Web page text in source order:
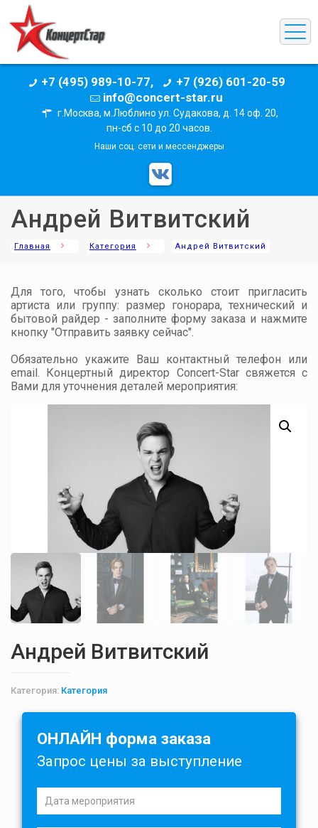
+7 (495) 989-10-77,
+7 (926) 601-20-59
info@concert-star.ru
г.Москва, м.Люблино ул. Судакова, д. 14 оф. 20,
пн-сб с 10 до 20 часов.
Наши соц. сети и мессенджеры
Андрей Витвитский
Главная Категория Андрей Витвитский
Для того, чтобы узнать сколько стоит пригласить
артиста или группу: размер гонорара, технический и
бытовой райдер - заполните форму заказа и нажмите
кнопку "Отправить заявку сейчас".
Обязательно укажите Ваш контактный телефон или
email. Концертный директор Concert-Star свяжется с
Вами для уточнения деталей мероприятия:
Андрей Витвитский
Категория: Категория
ОНЛАЙН форма заказа
Запрос цены за выступление